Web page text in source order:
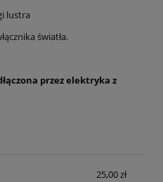
lustra
światła.
przez elektryka z
kosztów płatności
25,00 zł